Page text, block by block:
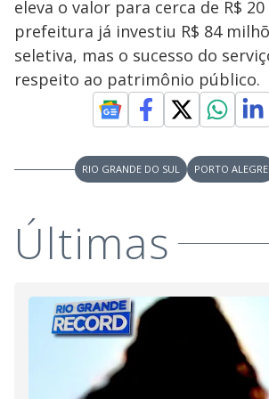
eleva o valor para cerca de R$
prefeitura já investiu R$ 84
seletiva, mas o sucesso do
respeito ao patrimônio público.
RIO GRANDE DO SUL PORTO ALEGRE
Últimas